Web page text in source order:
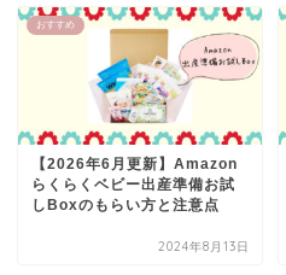
おすすめ
【2026年6月更新】Amazon
らくらくベビー出産準備お試
しBoxのもらい方と注意点
2024年8月13日